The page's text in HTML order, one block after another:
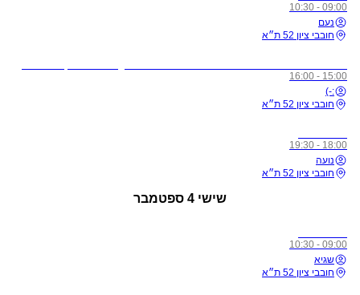
09:00 - 10:30
נעם
חובבי ציון 52 ת״א
15:00 - 16:00
:-)
חובבי ציון 52 ת״א
18:00 - 19:30
נועה
חובבי ציון 52 ת״א
שישי 4 ספטמבר
09:00 - 10:30
שגיא
חובבי ציון 52 ת״א